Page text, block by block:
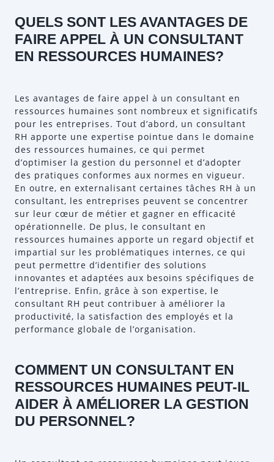
QUELS SONT LES AVANTAGES DE
FAIRE APPEL À UN CONSULTANT
EN RESSOURCES HUMAINES?
Les avantages de faire appel à un consultant en
ressources humaines sont nombreux et significatifs
pour les entreprises. Tout d’abord, un consultant
RH apporte une expertise pointue dans le domaine
des ressources humaines, ce qui permet
d’optimiser la gestion du personnel et d’adopter
des pratiques conformes aux normes en vigueur.
En outre, en externalisant certaines tâches RH à un
consultant, les entreprises peuvent se concentrer
sur leur cœur de métier et gagner en efficacité
opérationnelle. De plus, le consultant en
ressources humaines apporte un regard objectif et
impartial sur les problématiques internes, ce qui
peut permettre d’identifier des solutions
innovantes et adaptées aux besoins spécifiques de
l’entreprise. Enfin, grâce à son expertise, le
consultant RH peut contribuer à améliorer la
productivité, la satisfaction des employés et la
performance globale de l’organisation.
COMMENT UN CONSULTANT EN
RESSOURCES HUMAINES PEUT-IL
AIDER À AMÉLIORER LA GESTION
DU PERSONNEL?